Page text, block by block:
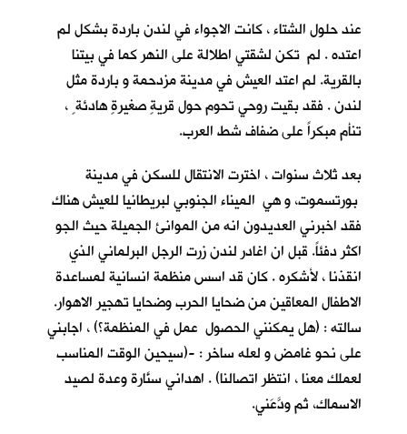
عند حلول الشتاء ، كانت الاجواء في لندن باردة بشكل لم
اعتده . لم تكن لشقتي اطلالة على النهر كما في بيتنا
بالقرية. لم اعتد العيش في مدينة مزدحمة و باردة مثل
لندن . فقد بقيت روحي تحوم حول قريةٍ صغيرةٍ هادئة ٍ ،
تنأم مبكراً على ضفاف شط العرب.
بعد ثلاث سنوات ، اخترت الانتقال للسكن في مدينة
بورتسموت، و هي الميناء الجنوبي لبريطانيا للعيش هناك
فقد اخبرني العديدون انه من الموانئ الجميلة حيث الجو
اكثر دفئاً. قبل ان اغادر لندن زرت الرجل البرلماني الذي
انقذنا ، لأشكره . كان قد اسس منظمة انسانية لمساعدة
الاطفال المعاقين من ضحايا الحرب وضحايا تهجير الاهوار.
سالته : (هل يمكنني الحصول عمل في المنظمة؟) ، اجابني
على نحو غامض و لعله ساخر : -(سيحين الوقت المناسب
لعملك معنا ، انتظر اتصالنا) . اهداني سنَّارة وعدة لصيد
الاسماك، ثم ودَّعَني.